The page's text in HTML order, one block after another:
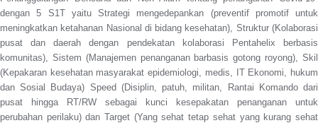
dengan 5 S1T yaitu Strategi mengedepankan (preventif promotif untuk
meningkatkan ketahanan Nasional di bidang kesehatan), Struktur (Kolaborasi
pusat dan daerah dengan pendekatan kolaborasi Pentahelix berbasis
komunitas), Sistem (Manajemen penanganan barbasis gotong royong), Skil
(Kepakaran kesehatan masyarakat epidemiologi, medis, IT Ekonomi, hukum
dan Sosial Budaya) Speed (Disiplin, patuh, militan, Rantai Komando dari
pusat hingga RT/RW sebagai kunci kesepakatan penanganan untuk
perubahan perilaku) dan Target (Yang sehat tetap sehat yang kurang sehat